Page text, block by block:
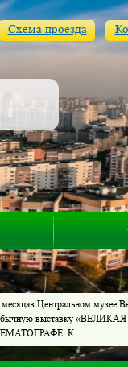
Схема проезда
Центральном музее
выставку
К